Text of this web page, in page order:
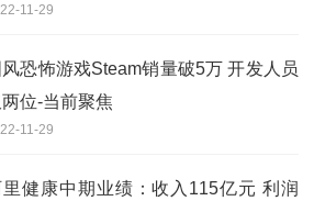
11-29
风恐怖游戏Steam销量破5万 开发人员
位-当前聚焦
11-29
里健康中期业绩：收入115亿元 利润